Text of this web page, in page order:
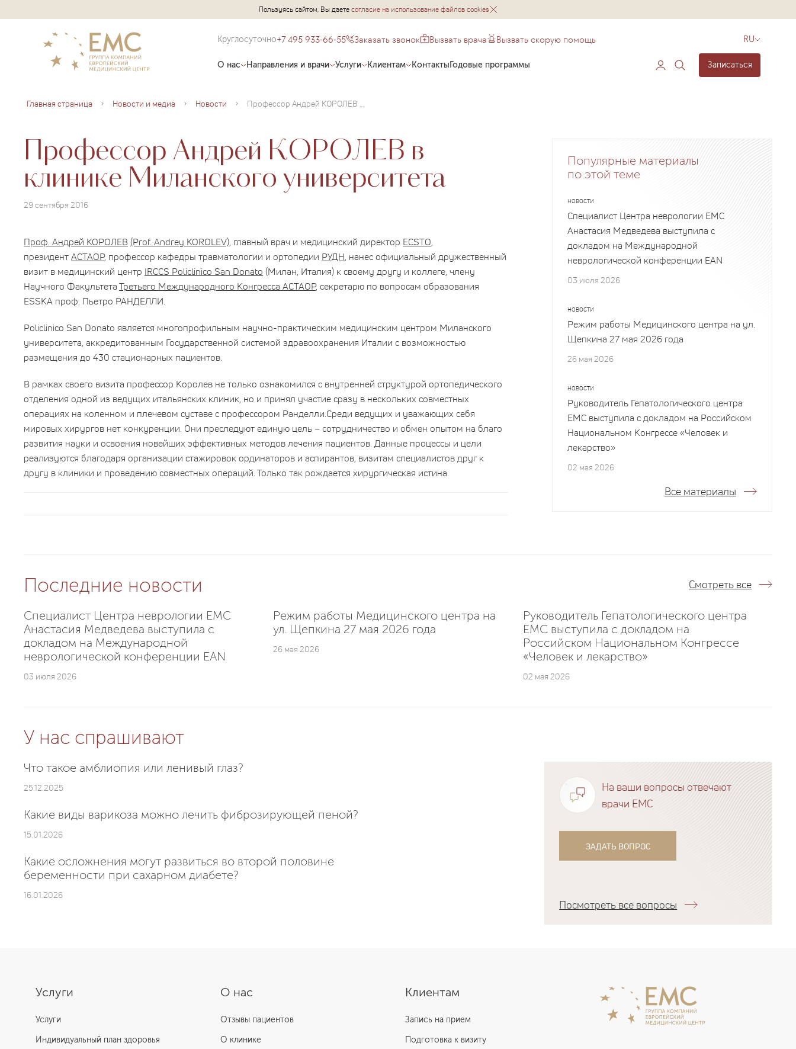
Пользуясь сайтом, Вы даетесогласие на использование файлов cookies
Круглосуточно+7 495 933-66-55 Заказать звонок Вызвать врача Вызвать скорую помощь RU
О нас Направления и врачи Услуги Клиентам КонтактыГодовые программы Записаться
Главная страница Новости и медиа Новости Профессор Андрей КОРОЛЕВ в клинике Миланского университета
Профессор Андрей КОРОЛЕВ в
клинике Миланского университета
29 сентября 2016
Проф. Андрей КОРОЛЕВ(Prof. Andrey KOROLEV), главный врач и медицинский директор ECSTO,
президентАСТАОР, профессор кафедры травматологии и ортопедии РУДН, нанес официальный дружественный
визит в медицинский центр IRCCS Policlinico San Donato (Милан, Италия) к своему другу и коллеге, члену
Научного ФакультетаТретьего Международного Конгресса АСТАОР, секретарю по вопросам образования
ESSKA проф. Пьетро РАНДЕЛЛИ.
Policlinico San Donato является многопрофильным научно-практическим медицинским центром Миланского
университета, аккредитованным Государственной системой здравоохранения Италии с возможностью
размещения до 430 стационарных пациентов.
В рамках своего визита профессор Королев не только ознакомился с внутренней структурой ортопедического
отделения одной из ведущих итальянских клиник, но и принял участие сразу в нескольких совместных
операциях на коленном и плечевом суставе с профессором Ранделли.Среди ведущих и уважающих себя
мировых хирургов нет конкуренции. Они преследуют единую цель – сотрудничество и обмен опытом на благо
развития науки и освоения новейших эффективных методов лечения пациентов. Данные процессы и цели
реализуются благодаря организации стажировок ординаторов и аспирантов, визитам специалистов друг к
другу в клиники и проведению совместных операций. Только так рождается хирургическая истина.
Популярные материалы
по этой теме
НОВОСТИ
Специалист Центра неврологии EMC
Анастасия Медведева выступила с
докладом на Международной
неврологической конференции EAN
03 июля 2026
НОВОСТИ
Режим работы Медицинского центра на ул.
Щепкина 27 мая 2026 года
26 мая 2026
НОВОСТИ
Руководитель Гепатологического центра
EMC выступила с докладом на Российском
Национальном Конгрессе «Человек и
лекарство»
02 мая 2026
Все материалы
Последние новости
Специалист Центра неврологии EMC
Анастасия Медведева выступила с
докладом на Международной
неврологической конференции EAN
03 июля 2026
Режим работы Медицинского центра на
ул. Щепкина 27 мая 2026 года
26 мая 2026
Руководитель Гепатологического центра
EMC выступила с докладом на
Российском Национальном Конгрессе
«Человек и лекарство»
02 мая 2026
Смотреть все
У нас спрашивают
Что такое амблиопия или ленивый глаз?
25.12.2025
Какие виды варикоза можно лечить фиброзирующей пеной?
15.01.2026
Какие осложнения могут развиться во второй половине
беременности при сахарном диабете?
16.01.2026
На ваши вопросы отвечают
врачи EMC
ЗАДАТЬ ВОПРОС
Посмотреть все вопросы
О нас
Отзывы пациентов
О клинике
Услуги
Услуги
Индивидуальный план здоровья
Клиентам
Запись на прием
Подготовка к визиту